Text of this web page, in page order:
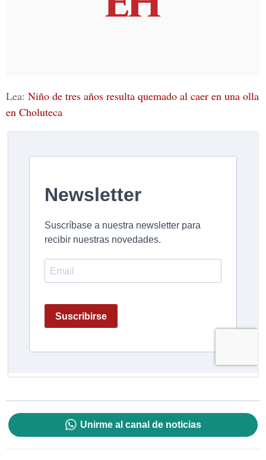
Lea: Niño de tres años resulta quemado al caer en una olla
en Choluteca
Unirme al canal de noticias